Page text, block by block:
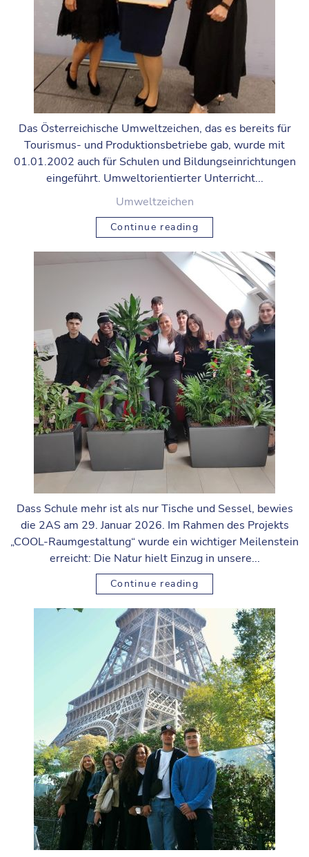
Das Österreichische Umweltzeichen, das es bereits für
Tourismus- und Produktionsbetriebe gab, wurde mit
01.01.2002 auch für Schulen und Bildungseinrichtungen
eingeführt. Umweltorientierter Unterricht...
Umweltzeichen
Continue reading
Dass Schule mehr ist als nur Tische und Sessel, bewies
die 2AS am 29. Januar 2026. Im Rahmen des Projekts
„COOL-Raumgestaltung“ wurde ein wichtiger Meilenstein
erreicht: Die Natur hielt Einzug in unsere...
Continue reading